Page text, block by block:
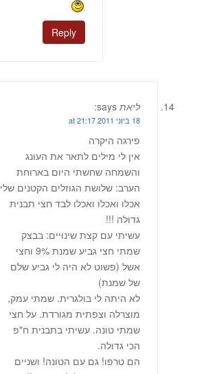
Reply
ליאת says:
18 ביוני 2011 at 21:17
פירגה היקרה
אין לי מילים לתאר את העונג
והשמחה שחשתי היום בארוחת
הערב: שלושת הגוזלים הקטנים שלי
אכלו ואכלו ואכלו לבד חצי תבנית
גדולה !!!
עשיתי עם קצת שינויים: בבצק
שמתי חצי גביע שמנת 9% וחצי
אשל (פשוט לא היה לי גביע שלם
של שמנת)
לא היתה לי בולגרית. שמתי עמק,
מוצרלה וצפתית מגורדת. על חצי
שמתי טונה. עשיתי בתבנית ח"פ
הכי גדולה.
הם טרפו! גם עם הטונה! ושניים